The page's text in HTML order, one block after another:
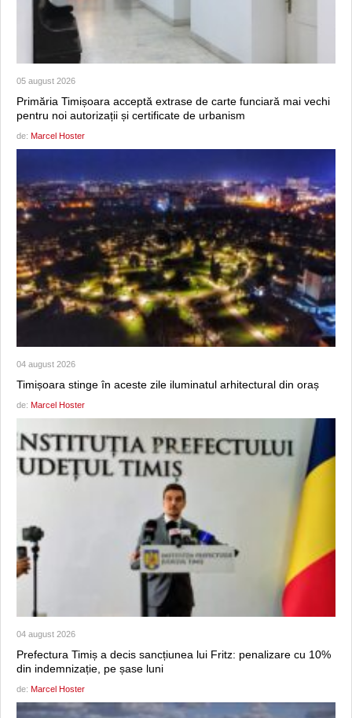
05 august 2026
Primăria Timișoara acceptă extrase de carte funciară mai vechi
pentru noi autorizații și certificate de urbanism
de: Marcel Hoster
04 august 2026
Timișoara stinge în aceste zile iluminatul arhitectural din oraș
de: Marcel Hoster
04 august 2026
Prefectura Timiș a decis sancțiunea lui Fritz: penalizare cu 10%
din indemnizație, pe șase luni
de: Marcel Hoster